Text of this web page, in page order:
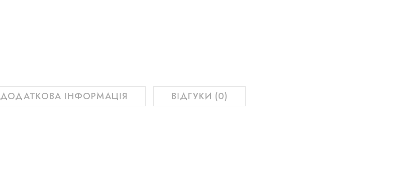
ДОДАТКОВА ІНФОРМАЦІЯ ВІДГУКИ (0)